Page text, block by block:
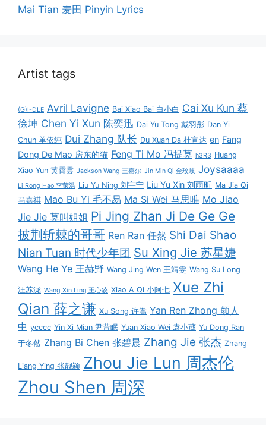
Mai Tian 麦田 Pinyin Lyrics
Artist tags
(G)I-DLE Avril Lavigne Bai Xiao Bai 白小白 Cai Xu Kun 蔡
徐坤 Chen Yi Xun 陈奕迅 Dai Yu Tong 戴羽彤 Dan Yi
Chun 单依纯 Dui Zhang 队长 Du Xuan Da 杜宣达 en Fang
Dong De Mao 房东的猫 Feng Ti Mo 冯提莫 h3R3 Huang
Xiao Yun 黄霄雲 Jackson Wang 王嘉尔 Jin Min Qi 金玟岐 Joysaaaa
Li Rong Hao 李荣浩 Liu Yu Ning 刘宇宁 Liu Yu Xin 刘雨昕 Ma Jia Qi
马嘉祺 Mao Bu Yi 毛不易 Ma Si Wei 马思唯 Mo Jiao
Jie Jie 莫叫姐姐 Pi Jing Zhan Ji De Ge Ge
披荆斩棘的哥哥 Ren Ran 任然 Shi Dai Shao
Nian Tuan 时代少年团 Su Xing Jie 苏星婕
Wang He Ye 王赫野 Wang Jing Wen 王靖雯 Wang Su Long
汪苏泷 Wang Xin Ling 王心凌 Xiao A Qi 小阿七 Xue Zhi
Qian 薛之谦 Xu Song 许嵩 Yan Ren Zhong 颜人
中 ycccc Yin Xi Mian 尹昔眠 Yuan Xiao Wei 袁小葳 Yu Dong Ran
于冬然 Zhang Bi Chen 张碧晨 Zhang Jie 张杰 Zhang
Liang Ying 张靓颖 Zhou Jie Lun 周杰伦
Zhou Shen 周深